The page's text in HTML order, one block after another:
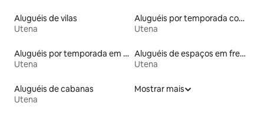
Aluguéis de vilas
Utena
Aluguéis por temporada com banheira de hidromassagem
Utena
Aluguéis por temporada em hotéis-fazenda
Utena
Aluguéis de espaços em frente à praia
Utena
Aluguéis de cabanas
Utena
Mostrar mais